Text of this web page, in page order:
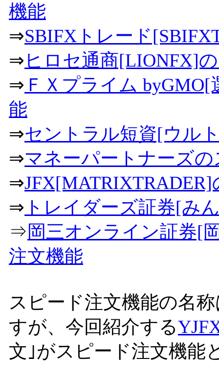
機能
⇒SBIFXトレード
⇒ ヒロセ通商[LIONFX]
⇒ ＦＸプライム
能
⇒セントラル短資[ウル
⇒マネーパートナーズ
⇒
⇒ トレイダーズ証券[み
⇒岡三オンライン証券[
注文機能
スピード注文機能の名
すが、今回紹介する
文｣がスピード注文機能